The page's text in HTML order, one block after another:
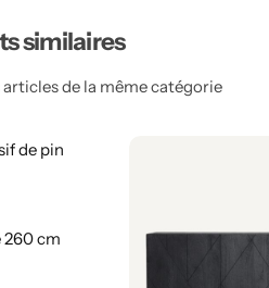
similaires
articles de la même catégorie
260 cm